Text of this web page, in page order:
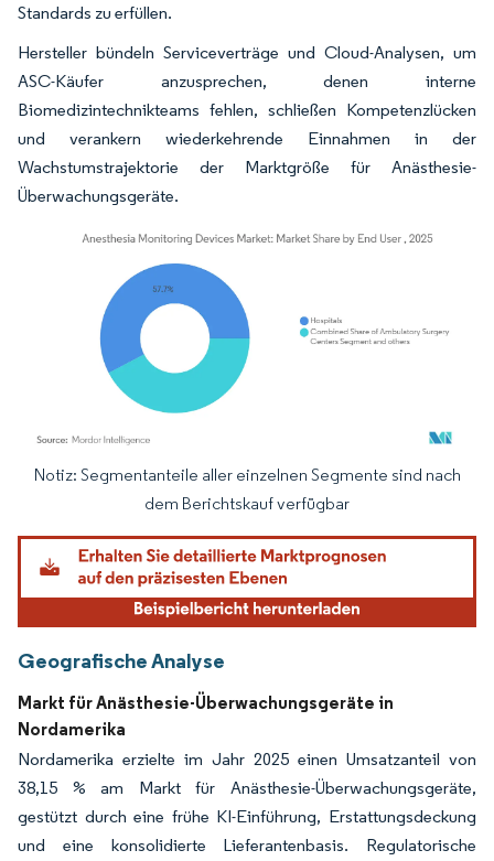
Standards zu erfüllen.
Hersteller bündeln Serviceverträge und Cloud-Analysen, um
ASC-Käufer anzusprechen, denen interne
Biomedizintechnikteams fehlen, schließen Kompetenzlücken
und verankern wiederkehrende Einnahmen in der
Wachstumstrajektorie der Marktgröße für Anästhesie-
Überwachungsgeräte.
Bild © Mordor Intelligence. Wiederverwendung erfordert Namensnennung
Notiz: Segmentanteile aller einzelnen Segmente sind nach
dem Berichtskauf verfügbar
Geografische Analyse
Markt für Anästhesie-Überwachungsgeräte in
Nordamerika
Nordamerika erzielte im Jahr 2025 einen Umsatzanteil von
38,15 % am Markt für Anästhesie-Überwachungsgeräte,
gestützt durch eine frühe KI-Einführung, Erstattungsdeckung
und eine konsolidierte Lieferantenbasis. Regulatorische